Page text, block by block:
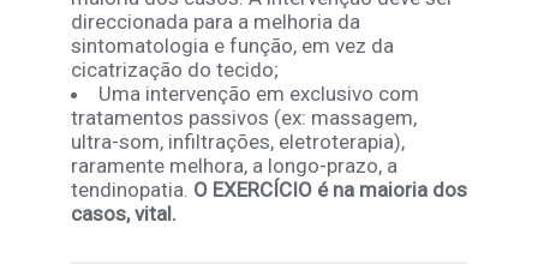
direccionada para a melhoria da
sintomatologia e função, em vez da
cicatrização do tecido;
Uma intervenção em exclusivo com
tratamentos passivos (ex: massagem,
ultra-som, infiltrações, eletroterapia),
raramente melhora, a longo-prazo, a
tendinopatia. O EXERCÍCIO é na maioria dos
casos, vital.